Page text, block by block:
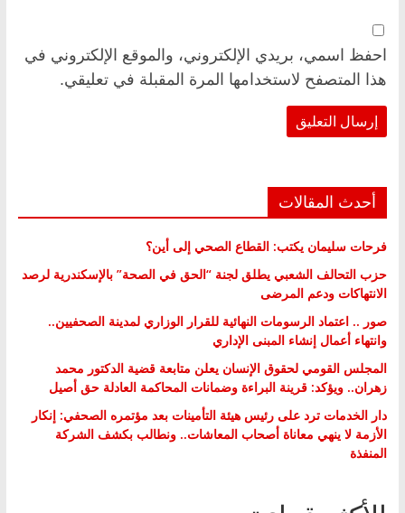
احفظ اسمي، بريدي الإلكتروني، والموقع الإلكتروني في
هذا المتصفح لاستخدامها المرة المقبلة في تعليقي.
أحدث المقالات
فرحات سليمان يكتب: القطاع الصحي إلى أين؟
حزب التحالف الشعبي يطلق لجنة “الحق في الصحة” بالإسكندرية لرصد
الانتهاكات ودعم المرضى
صور .. اعتماد الرسومات النهائية للقرار الوزاري لمدينة الصحفيين..
وانتهاء أعمال إنشاء المبنى الإداري
المجلس القومي لحقوق الإنسان يعلن متابعة قضية الدكتور محمد
زهران.. ويؤكد: قرينة البراءة وضمانات المحاكمة العادلة حق أصيل
دار الخدمات ترد على رئيس هيئة التأمينات بعد مؤتمره الصحفي: إنكار
الأزمة لا ينهي معاناة أصحاب المعاشات.. ونطالب بكشف الشركة
المنفذة